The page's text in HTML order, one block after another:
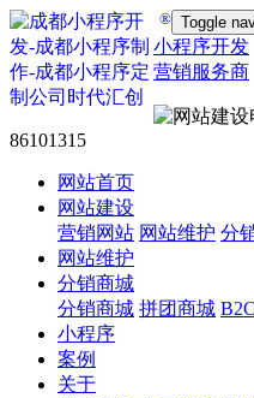
Toggle
®
小程序开发
营销服务商
86101315
网站首页
网站建设
营销网站 网站维护 分
网站维护
分销商城
分销商城 拼团商城
小程序
案例
关于